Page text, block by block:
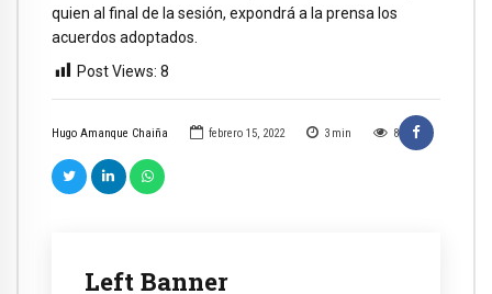
Hugo Amanque Chaiña febrero 15, 2022 3 min 8
Left Banner
quien al final de la sesión, expondrá a la prensa los
acuerdos adoptados.
Post Views: 8